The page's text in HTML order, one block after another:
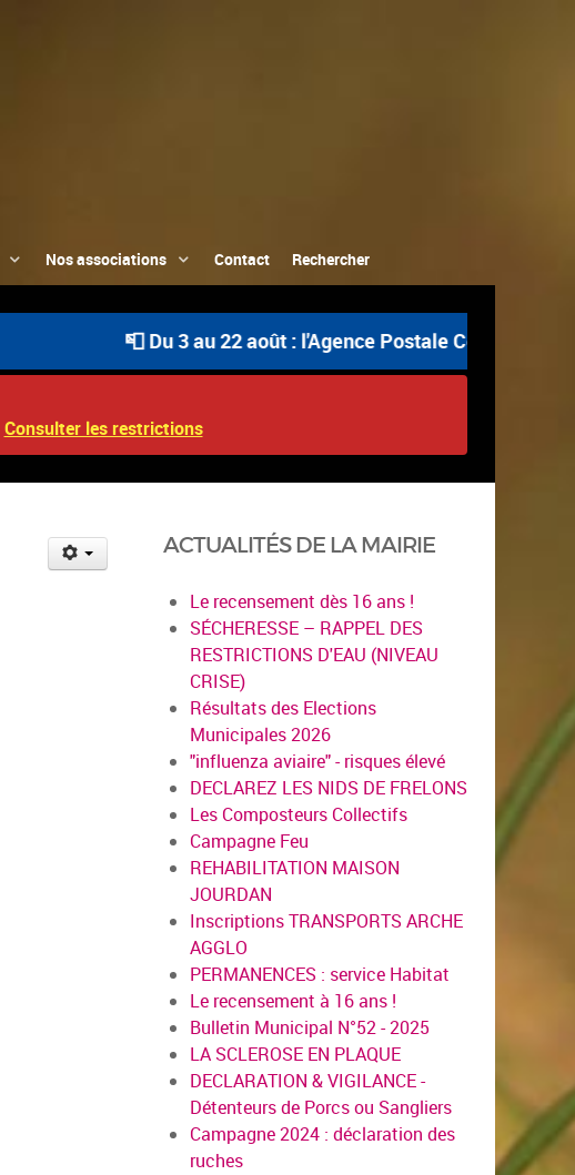
Nos associations Contact Rechercher
📮 Du 3 au 22 août : l'Agence Postale Communale est
Consulter les restrictions
ACTUALITÉS DE LA MAIRIE
Le recensement dès 16 ans !
SÉCHERESSE – RAPPEL DES
RESTRICTIONS D'EAU (NIVEAU
CRISE)
Résultats des Elections
Municipales 2026
"influenza aviaire" - risques élevé
DECLAREZ LES NIDS DE FRELONS
Les Composteurs Collectifs
Campagne Feu
REHABILITATION MAISON
JOURDAN
Inscriptions TRANSPORTS ARCHE
AGGLO
PERMANENCES : service Habitat
Le recensement à 16 ans !
Bulletin Municipal N°52 - 2025
LA SCLEROSE EN PLAQUE
DECLARATION & VIGILANCE -
Détenteurs de Porcs ou Sangliers
Campagne 2024 : déclaration des
ruches